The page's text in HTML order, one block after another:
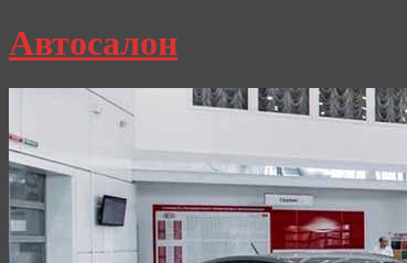
Автосалон